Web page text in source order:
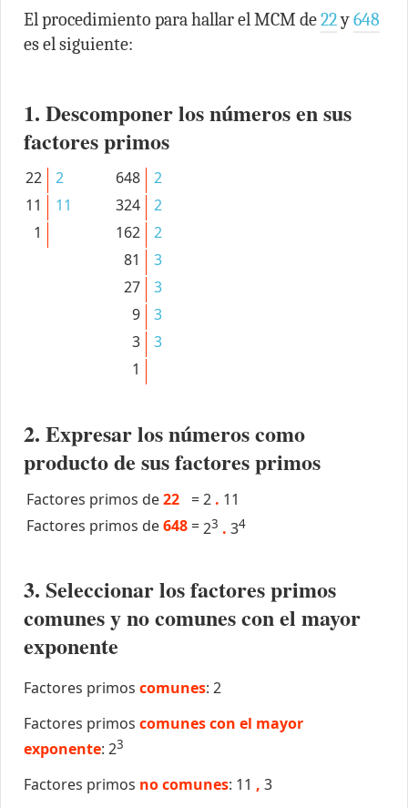
El procedimiento para hallar el MCM de22y648
es el siguiente:
1. Descomponer los números en sus
factores primos
22
2
11
11
1
648
2
324
2
162
2
81
3
27
3
9
3
3
3
1
2. Expresar los números como
producto de sus factores primos
Factores primos de22 =2 . 11
Factores primos de648 =23 . 34
3. Seleccionar los factores primos
comunes y no comunes con el mayor
exponente
Factores primos comunes: 2
Factores primos comunes con el mayor
exponente: 23
Factores primos no comunes: 11 , 3